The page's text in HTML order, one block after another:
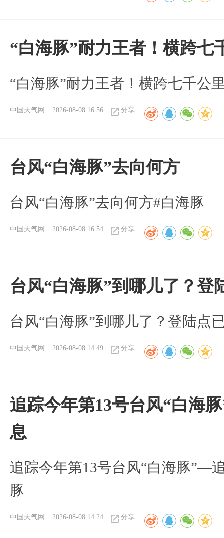
“白海豚”耐力王者！横跨七
“白海豚”耐力王者！横跨七千公
中国天气网 2026-08-08 16:56 分享
台风“白海豚”去向何方
台风“白海豚”去向何方#白海豚
中国天气网 2026-08-08 16:54 分享
台风“白海豚”到哪儿了？登
台风“白海豚”到哪儿了？登陆点
中国天气网 2026-08-08 14:49 分享
追踪今年第13号台风“白海
息
追踪今年第13号台风“白海豚”—
豚
中国天气网 2026-08-08 14:24 分享